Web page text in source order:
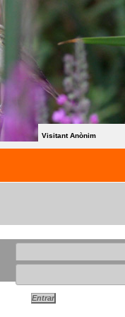
Visitant Anònim